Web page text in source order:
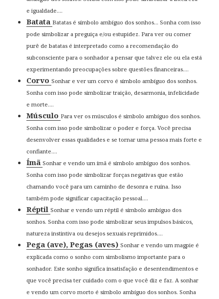
e igualdade....
Batata Batatas é símbolo ambíguo dos sonhos… Sonha com isso
pode simbolizar a preguiça e/ou estupidez. Para ver ou comer
purê de batatas é interpretado como a recomendação do
subconsciente para o sonhador a pensar que talvez ele ou ela está
experimentando preocupações sobre questões financeiras....
CorvoSonhar e ver um corvo é símbolo ambíguo dos sonhos.
Sonha com isso pode simbolizar traição, desarmonia, infelicidade
e morte....
Músculo Para ver os músculos é símbolo ambíguo dos sonhos.
Sonha com isso pode simbolizar o poder e força. Você precisa
desenvolver essas qualidades e se tornar uma pessoa mais forte e
confiante....
ÍmãSonhar e vendo um ímã é símbolo ambíguo dos sonhos.
Sonha com isso pode simbolizar forças negativas que estão
chamando você para um caminho de desonra e ruína. Isso
também pode significar capacitação pessoal....
RéptilSonhar e vendo um réptil é símbolo ambíguo dos
sonhos. Sonha com isso pode simbolizar seus impulsos básicos,
natureza instintiva ou desejos sexuais reprimidos....
Pega (ave), Pegas (aves)Sonhar e vendo um magpie é
explicada como o sonho com simbolismo importante para o
sonhador. Este sonho significa insatisfação e desentendimentos e
que você precisa ter cuidado com o que você diz e faz. A sonhar
e vendo um corvo morto é símbolo ambíguo dos sonhos. Sonha